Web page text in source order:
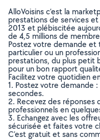
AlloVoisins c’est la
prestations de services
2013 et plébiscitée
de 4,5 millions de
Postez votre demande et
particulier ou un
prestations, du plus petit
pour un bon rapport
Facilitez votre quotidien
1. Postez votre demande
secondes.
2. Recevez des réponses
professionnels en
3. Echangez avec les
sécurisée et faites votre
C’est gratuit et sans